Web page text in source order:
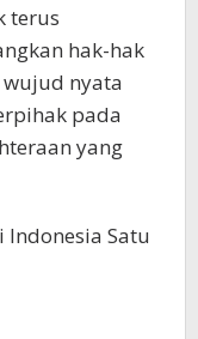
terus
hak-hak
nyata
pada
yang
Satu